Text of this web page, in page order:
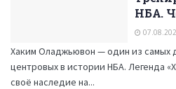
НБА.
Хаким Оладжьювон — один из самых
центровых в истории НБА. Легенда
своё наследие на...